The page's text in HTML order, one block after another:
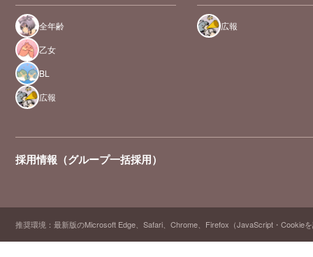
全年齢
乙女
BL
広報
広報
採用情報（グループ一括採用）
推奨環境：最新版のMicrosoft Edge、Safari、Chrome、Firefox（JavaScript・Cookie